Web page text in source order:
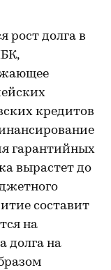
рост долга в
кредитов
гарантийных
вырастет до
составит
на
долга на